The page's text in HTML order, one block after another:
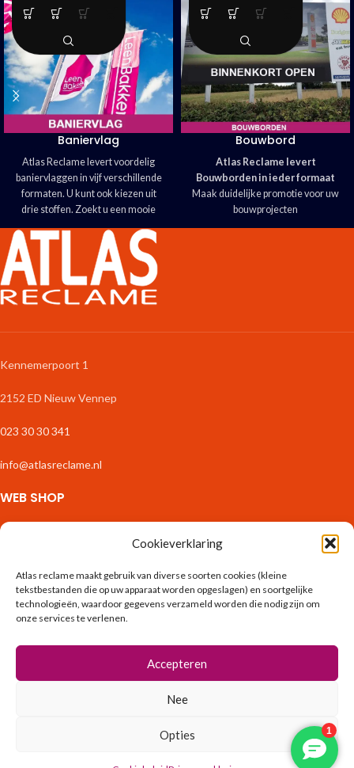
Cookieverklaring
Atlas reclame maakt gebruik van diverse soorten cookies (kleine
tekstbestanden die op uw apparaat worden opgeslagen) en soortgelijke
technologieën, waardoor gegevens verzameld worden die nodig zijn om
onze services te verlenen.
Accepteren
Nee
Opties
Baniervlag
Atlas Reclame levert voordelig
baniervlaggen in vijf verschillende
formaten. U kunt ook kiezen uit
drie stoffen. Zoekt u een mooie
blikvanger? Kies voor een
Baniervlag!
Eigen ontwerp eenvoudig
uploaden.
Bouwbord
Atlas Reclame levert
Bouwborden in ieder formaat
Maak duidelijke promotie voor uw
bouwprojecten
Verschillende kwaliteiten
Kennemerpoort 1
2152 ED Nieuw Vennep
023 30 30 341
info@atlasreclame.nl
WEB SHOP
Zakelijk Drukwerk
Interieur
Binnenreclame
Spandoeken & Borden
Vlaggen & Banieren